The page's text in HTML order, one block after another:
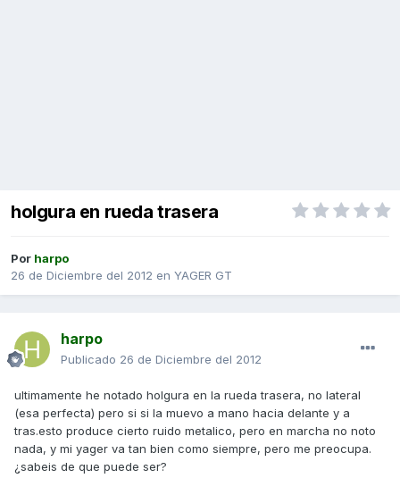
holgura en rueda trasera
Por harpo
26 de Diciembre del 2012 en YAGER GT
harpo
Publicado 26 de Diciembre del 2012
ultimamente he notado holgura en la rueda trasera, no lateral
(esa perfecta) pero si si la muevo a mano hacia delante y a
tras.esto produce cierto ruido metalico, pero en marcha no noto
nada, y mi yager va tan bien como siempre, pero me preocupa.
¿sabeis de que puede ser?